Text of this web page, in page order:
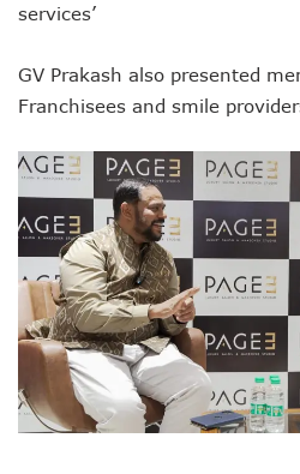
services’
GV Prakash also presented
Franchisees and smile